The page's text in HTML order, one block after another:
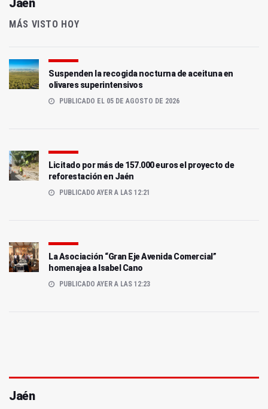
Jaén
MÁS VISTO HOY
Suspenden la recogida nocturna de aceituna en
olivares superintensivos
PUBLICADO EL 05 DE AGOSTO DE 2026
Licitado por más de 157.000 euros el proyecto de
reforestación en Jaén
PUBLICADO AYER A LAS 12:21
La Asociación “Gran Eje Avenida Comercial”
homenajea a Isabel Cano
PUBLICADO AYER A LAS 12:23
Jaén